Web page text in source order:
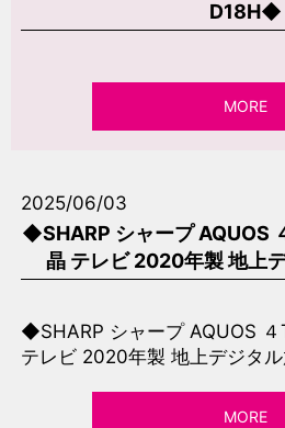
D18H◆
MORE
2025/06/03
◆SHARP シャープ AQUOS
晶 テレビ 2020年製 地上
◆SHARP シャープ AQUOS
テレビ 2020年製 地上デジタ
MORE